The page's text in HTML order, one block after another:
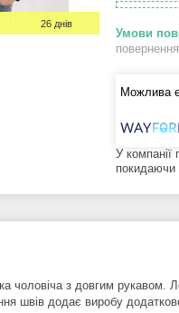
26 днів
У компанії
покидаючи
чоловіча з довгим рукавом.
швів додає виробу